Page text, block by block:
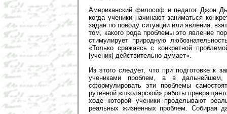
Американский философ и педагог Джон
когда ученики начинают заниматься
задан по поводу ситуации или явления,
том, какого рода проблемы это явление
стимулирует природную
«Только сражаясь с конкретной
[ученик] действительно думает».
Из этого следует, что при подготовке к
учениками проблем, а в
сформулировать эти проблемы
рутинной «школярской» работы
ходе которой ученики проделывают
реальных жизненных проблем. Собирая